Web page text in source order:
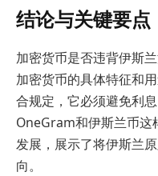
结论与关键要点
加密货币是否违背伊斯
加密货币的具体特征和
合规定，它必须避免利
OneGram和伊斯兰币这
发展，展示了将伊斯兰
向。